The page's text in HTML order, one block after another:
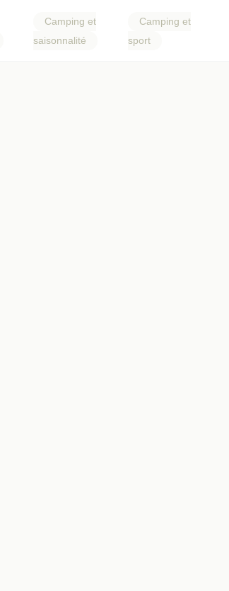
Camping et
saisonnalité
Camping et
sport